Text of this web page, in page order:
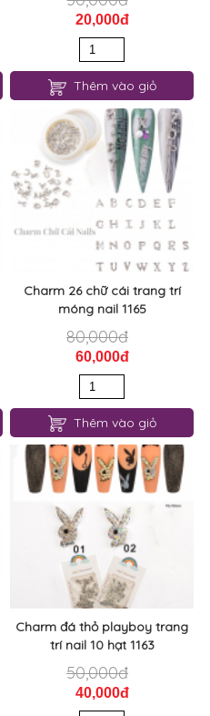
20,000đ
Thêm vào giỏ
Charm 26 chữ cái trang trí
móng nail 1165
80,000đ
60,000đ
Thêm vào giỏ
Charm đá thỏ playboy trang
trí nail 10 hạt 1163
50,000đ
40,000đ